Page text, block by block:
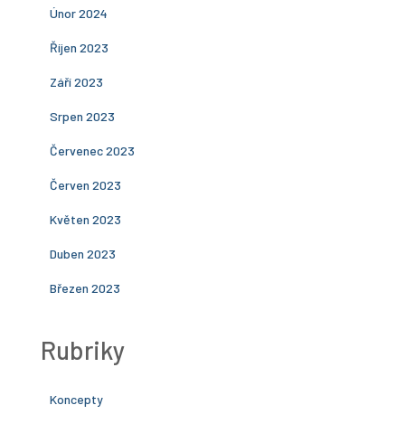
Únor 2024
Říjen 2023
Září 2023
Srpen 2023
Červenec 2023
Červen 2023
Květen 2023
Duben 2023
Březen 2023
Rubriky
Koncepty